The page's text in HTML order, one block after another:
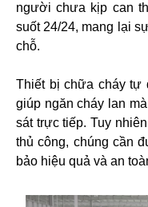
người chưa kịp can
suốt 24/24, mang lại
chỗ.
Thiết bị chữa cháy tự
giúp ngăn cháy lan
sát trực tiếp. Tuy
thủ công, chúng cần
bảo hiệu quả và an